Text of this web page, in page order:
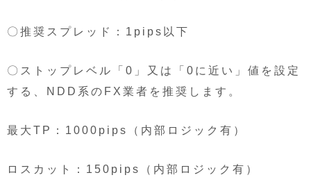
〇推奨スプレッド：1pips以下
〇ストップレベル「0」又は「0に近い」値を設定
する、NDD系のFX業者を推奨します。
最大TP：1000pips（内部ロジック有）
ロスカット：150pips（内部ロジック有）